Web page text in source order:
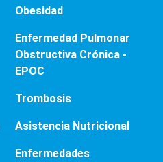
Obesidad
Enfermedad Pulmonar
Obstructiva Crónica -
EPOC
Trombosis
Asistencia Nutricional
Enfermedades